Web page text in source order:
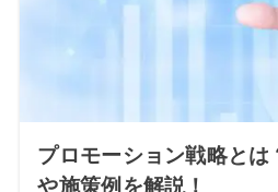
プロモーション戦略とは
や施策例を解説！